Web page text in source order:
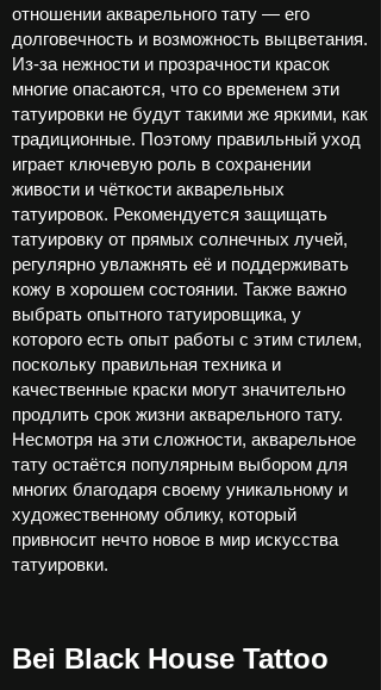
отношении акварельного тату — его
долговечность и возможность выцветания.
Из-за нежности и прозрачности красок
многие опасаются, что со временем эти
татуировки не будут такими же яркими, как
традиционные. Поэтому правильный уход
играет ключевую роль в сохранении
живости и чёткости акварельных
татуировок. Рекомендуется защищать
татуировку от прямых солнечных лучей,
регулярно увлажнять её и поддерживать
кожу в хорошем состоянии. Также важно
выбрать опытного татуировщика, у
которого есть опыт работы с этим стилем,
поскольку правильная техника и
качественные краски могут значительно
продлить срок жизни акварельного тату.
Несмотря на эти сложности, акварельное
тату остаётся популярным выбором для
многих благодаря своему уникальному и
художественному облику, который
привносит нечто новое в мир искусства
татуировки.
Bei Black House Tattoo